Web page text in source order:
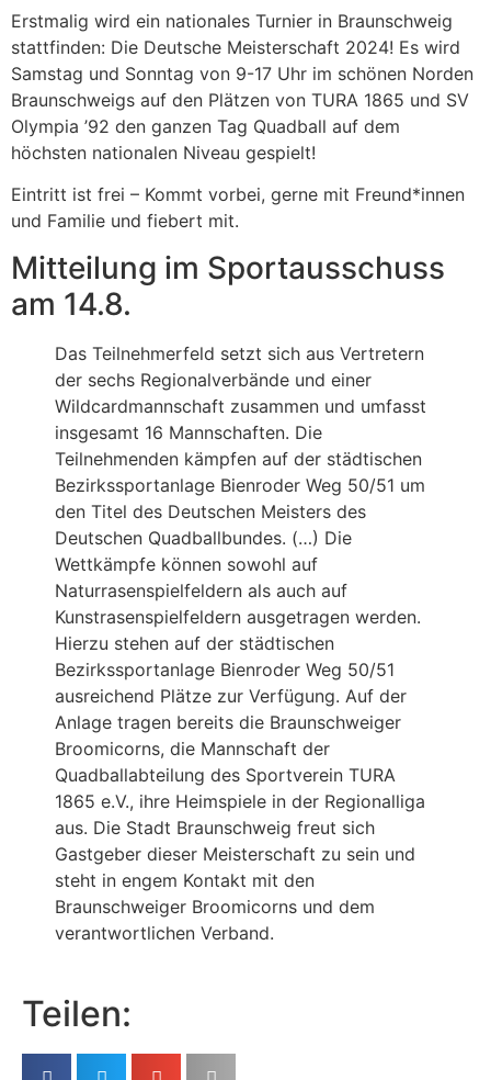
Erstmalig wird ein nationales Turnier in Braunschweig
stattfinden: Die Deutsche Meisterschaft 2024! Es wird
Samstag und Sonntag von 9-17 Uhr im schönen Norden
Braunschweigs auf den Plätzen von TURA 1865 und SV
Olympia ’92 den ganzen Tag Quadball auf dem
höchsten nationalen Niveau gespielt!
Eintritt ist frei – Kommt vorbei, gerne mit Freund*innen
und Familie und fiebert mit.
Mitteilung im Sportausschuss
am 14.8.
Das Teilnehmerfeld setzt sich aus Vertretern
der sechs Regionalverbände und einer
Wildcardmannschaft zusammen und umfasst
insgesamt 16 Mannschaften. Die
Teilnehmenden kämpfen auf der städtischen
Bezirkssportanlage Bienroder Weg 50/51 um
den Titel des Deutschen Meisters des
Deutschen Quadballbundes. (…) Die
Wettkämpfe können sowohl auf
Naturrasenspielfeldern als auch auf
Kunstrasenspielfeldern ausgetragen werden.
Hierzu stehen auf der städtischen
Bezirkssportanlage Bienroder Weg 50/51
ausreichend Plätze zur Verfügung. Auf der
Anlage tragen bereits die Braunschweiger
Broomicorns, die Mannschaft der
Quadballabteilung des Sportverein TURA
1865 e.V., ihre Heimspiele in der Regionalliga
aus. Die Stadt Braunschweig freut sich
Gastgeber dieser Meisterschaft zu sein und
steht in engem Kontakt mit den
Braunschweiger Broomicorns und dem
verantwortlichen Verband.
Teilen: